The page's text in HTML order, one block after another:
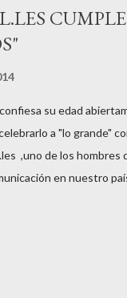
su edad
a "lo grande"
,uno de los hombres
en nuestro
que a lo largo de